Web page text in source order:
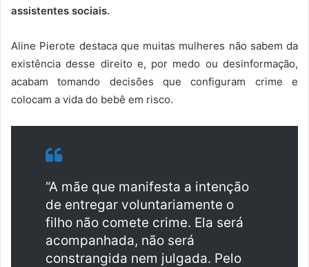
assistentes sociais.
Aline Pierote destaca que muitas mulheres não sabem da
existência desse direito e, por medo ou desinformação,
acabam tomando decisões que configuram crime e
colocam a vida do bebê em risco.
“A mãe que manifesta a intenção
de entregar voluntariamente o
filho não comete crime. Ela será
acompanhada, não será
constrangida nem julgada. Pelo